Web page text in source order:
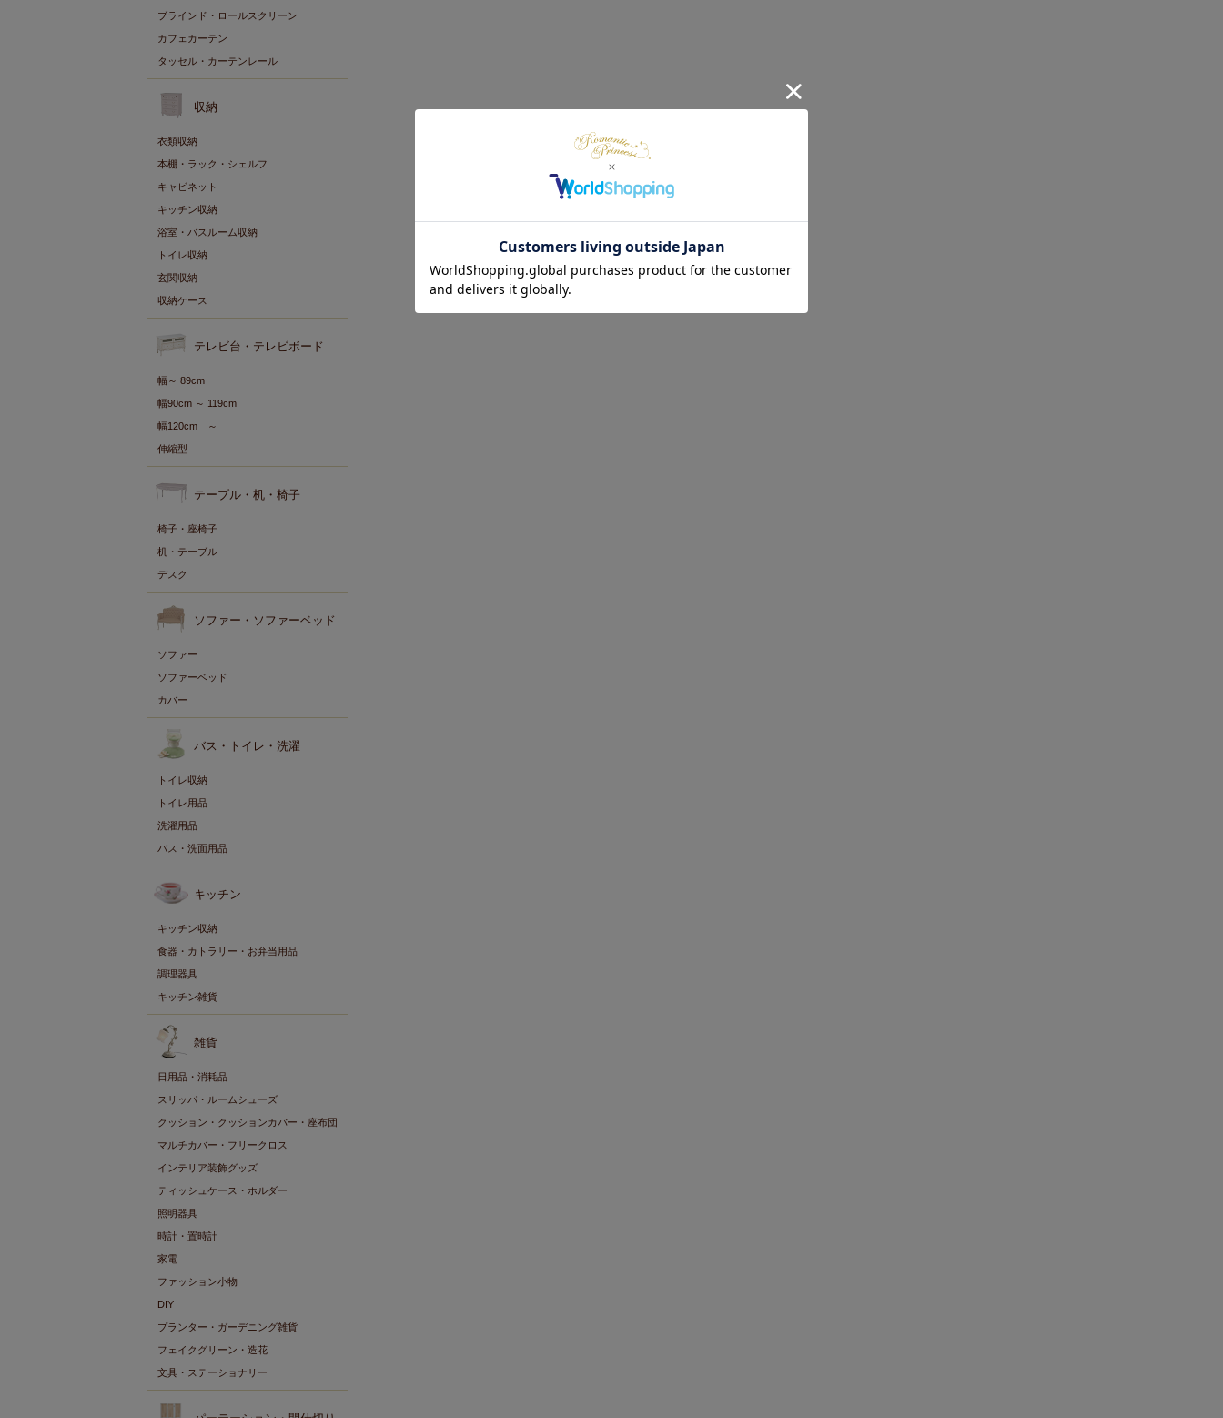
ブラインド・ロールスクリーン
カフェカーテン
タッセル・カーテンレール
収納
衣類収納
本棚・ラック・シェルフ
キャビネット
キッチン収納
浴室・バスルーム収納
トイレ収納
玄関収納
収納ケース
テレビ台・テレビボード
幅～ 89cm
幅90cm ～ 119cm
幅120cm ～
伸縮型
テーブル・机・椅子
椅子・座椅子
机・テーブル
デスク
ソファー・ソファーベッド
ソファー
ソファーベッド
カバー
バス・トイレ・洗濯
トイレ収納
トイレ用品
洗濯用品
バス・洗面用品
キッチン
キッチン収納
食器・カトラリー・お弁当用品
調理器具
キッチン雑貨
雑貨
日用品・消耗品
スリッパ・ルームシューズ
クッション・クッションカバー・座布団
マルチカバー・フリークロス
インテリア装飾グッズ
ティッシュケース・ホルダー
照明器具
時計・置時計
家電
ファッション小物
DIY
プランター・ガーデニング雑貨
フェイクグリーン・造花
文具・ステーショナリー